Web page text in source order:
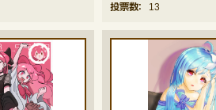
投票数：
13